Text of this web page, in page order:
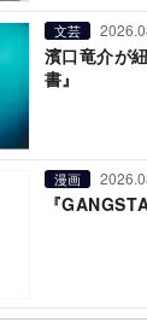
文芸
濱口竜介が
書』
漫画
『